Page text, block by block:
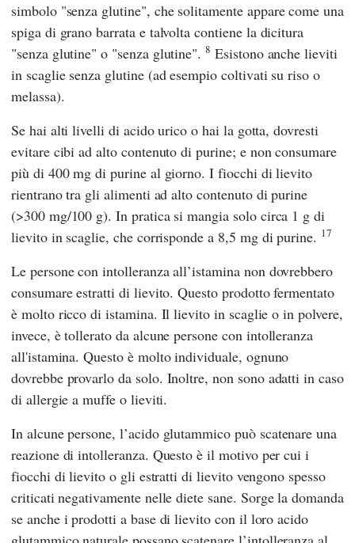
simbolo "senza glutine", che solitamente appare come una
spiga di grano barrata e talvolta contiene la dicitura
"senza glutine" o "senza glutine".8 Esistono anche lieviti
in scaglie senza glutine (ad esempio coltivati su riso o
melassa).
Se hai alti livelli di acido urico o hai la gotta, dovresti
evitare cibi ad alto contenuto di purine; e non consumare
più di 400 mg di purine al giorno. I fiocchi di lievito
rientrano tra gli alimenti ad alto contenuto di purine
(>300 mg/100 g). In pratica si mangia solo circa 1 g di
lievito in scaglie, che corrisponde a 8,5 mg di purine. 17
Le persone con intolleranza all’istamina non dovrebbero
consumare estratti di lievito. Questo prodotto fermentato
è molto ricco di istamina. Il lievito in scaglie o in polvere,
invece, è tollerato da alcune persone con intolleranza
all'istamina. Questo è molto individuale, ognuno
dovrebbe provarlo da solo. Inoltre, non sono adatti in caso
di allergie a muffe o lieviti.
In alcune persone, l’acido glutammico può scatenare una
reazione di intolleranza. Questo è il motivo per cui i
fiocchi di lievito o gli estratti di lievito vengono spesso
criticati negativamente nelle diete sane. Sorge la domanda
se anche i prodotti a base di lievito con il loro acido